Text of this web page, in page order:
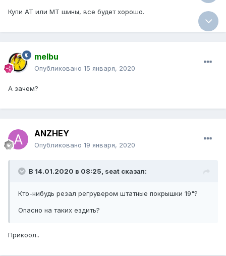
Купи АТ или МТ шины, все будет хорошо.
melbu
Опубликовано 15 января, 2020
А зачем?
ANZHEY
Опубликовано 19 января, 2020
В 14.01.2020 в 08:25, seat сказал:
Кто-нибудь резал регрувером штатные покрышки 19"?
Опасно на таких ездить?
Прикоол..